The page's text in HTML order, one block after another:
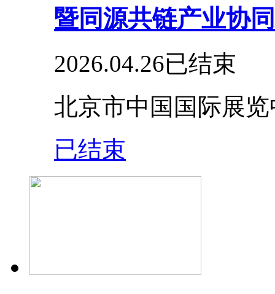
暨同源共链产业协
2026.04.26已结束
北京市中国国际展
已结束